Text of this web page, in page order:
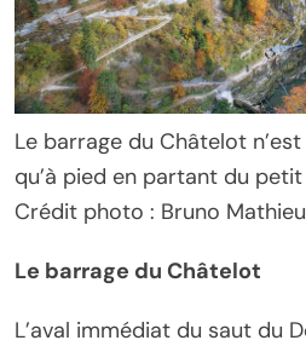
Le barrage du Châtelot
qu’à pied en partant du
Crédit photo : Bruno Mathieu
Le barrage du Châtelot
L’aval immédiat du saut du